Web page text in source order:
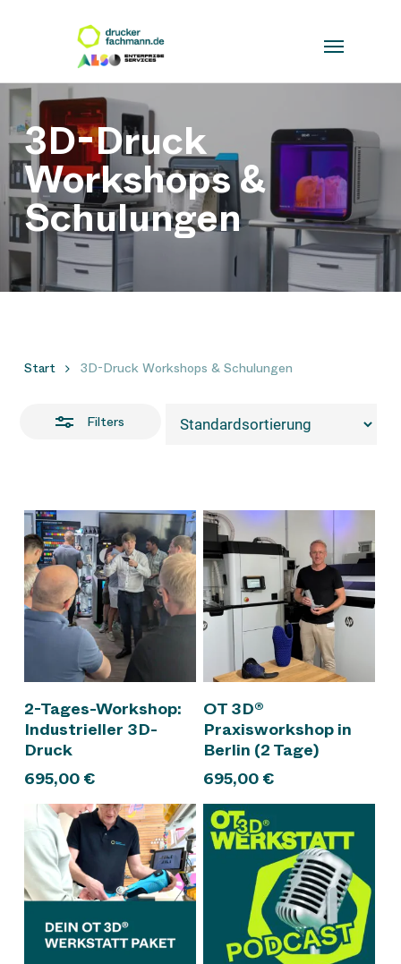
3D-Druck
Workshops &
Schulungen
Start 3D-Druck Workshops & Schulungen
Filters
Close
Filters
In den Warenkorb
2-Tages-Workshop:
Industrieller 3D-
Druck
695,00€
In den Warenkorb
OT 3D®
Praxisworkshop in
Berlin (2 Tage)
695,00€